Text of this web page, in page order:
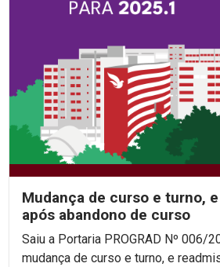
Mudança de curso e turno,
após abandono de curso
Saiu a Portaria PROGRAD Nº 006/
mudança de curso e turno, e